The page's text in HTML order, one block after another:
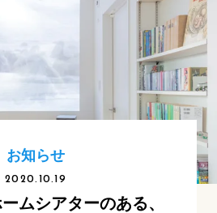
お知らせ
2020.10.19
ムシアターのある、